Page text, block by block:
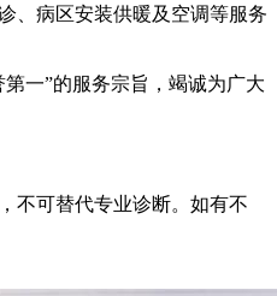
、病区安装供暖及空调等服务
一”的服务宗旨，竭诚为广大
不可替代专业诊断。如有不